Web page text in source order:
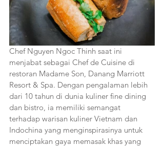
Chef Nguyen Ngoc Thinh saat ini
menjabat sebagai Chef de Cuisine di
restoran Madame Son, Danang Marriott
Resort & Spa. Dengan pengalaman lebih
dari 10 tahun di dunia kuliner fine dining
dan bistro, ia memiliki semangat
terhadap warisan kuliner Vietnam dan
Indochina yang menginspirasinya untuk
menciptakan gaya memasak khas yang